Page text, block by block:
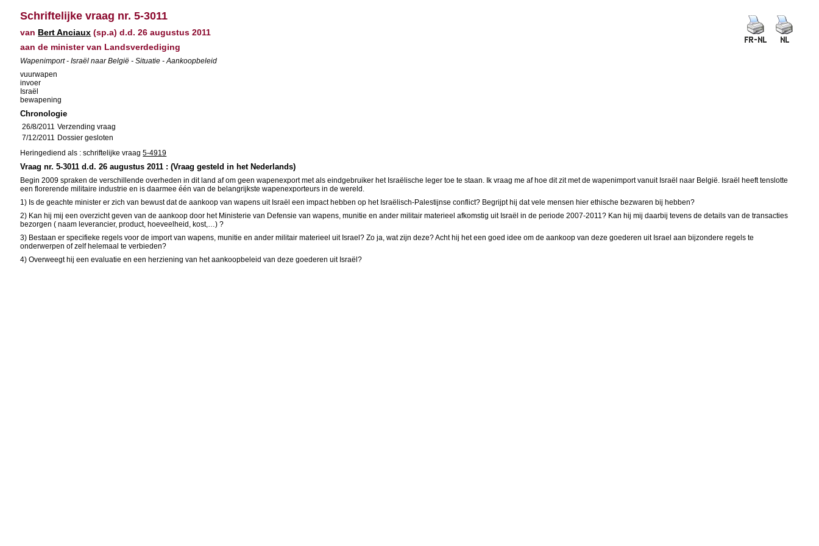
Schriftelijke vraag nr. 5-3011
van Bert Anciaux (sp.a) d.d. 26 augustus 2011
aan de minister van Landsverdediging
Wapenimport - Israël naar België - Situatie - Aankoopbeleid
vuurwapen
invoer
Israël
bewapening
Chronologie
26/8/2011 Verzending vraag
7/12/2011 Dossier gesloten
Heringediend als : schriftelijke vraag5-4919
Vraag nr. 5-3011 d.d. 26 augustus 2011 : (Vraag gesteld in het Nederlands)
Begin 2009 spraken de verschillende overheden in dit land af om geen wapenexport met als eindgebruiker het Israëlische leger toe te staan. Ik vraag me af hoe dit zit met de wapenimport vanuit Israël naar België. Israël heeft tenslotte
een florerende militaire industrie en is daarmee één van de belangrijkste wapenexporteurs in de wereld.
1) Is de geachte minister er zich van bewust dat de aankoop van wapens uit Israël een impact hebben op het Israëlisch-Palestijnse conflict? Begrijpt hij dat vele mensen hier ethische bezwaren bij hebben?
2) Kan hij mij een overzicht geven van de aankoop door het Ministerie van Defensie van wapens, munitie en ander militair materieel afkomstig uit Israël in de periode 2007-2011? Kan hij mij daarbij tevens de details van de transacties
bezorgen ( naam leverancier, product, hoeveelheid, kost,…) ?
3) Bestaan er specifieke regels voor de import van wapens, munitie en ander militair materieel uit Israel? Zo ja, wat zijn deze? Acht hij het een goed idee om de aankoop van deze goederen uit Israel aan bijzondere regels te
onderwerpen of zelf helemaal te verbieden?
4) Overweegt hij een evaluatie en een herziening van het aankoopbeleid van deze goederen uit Israël?